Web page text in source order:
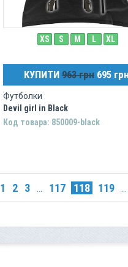
XS S M L XL
КУПИТИ 963 грн 695
Футболки
Devil girl in Black
Код товара: 850009-black
1 2 3 117 118 119